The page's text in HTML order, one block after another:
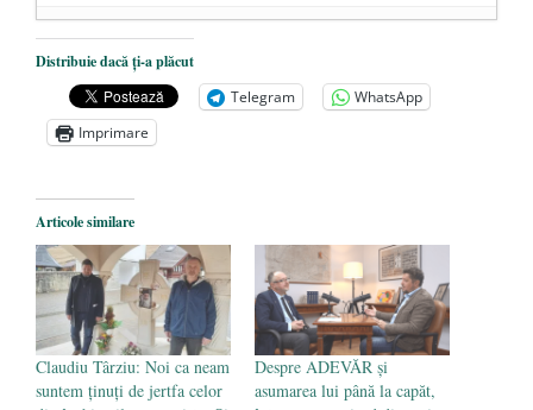
Dezvăluiri cutremurătoare despre
președintele Ucrainei, Volodymyr
Zelensky
- 13 mai 2026
Statul care servește Națiunea
Legea Vexler produce efecte. Bustul
poetului Octavian Goga, înlăturat din Iași
- 16 aprilie 2026
Distribuie dacă ți-a plăcut
Telegram
WhatsApp
Imprimare
Articole similare
Claudiu Târziu: Noi ca neam
suntem ținuți de jertfa celor
Despre ADEVĂR și
asumarea lui până la capăt,